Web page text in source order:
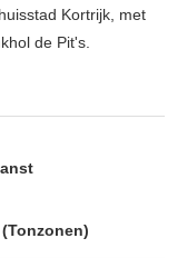
Kortrijk, met
de Pit's.